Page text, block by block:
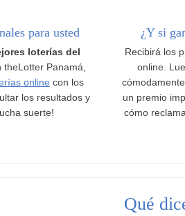
para usted
loterías del
theLotter Panamá,
online con los
los resultados y
suerte!
¿Y si
Recibirá los
online.
un premio
cómo
Qué